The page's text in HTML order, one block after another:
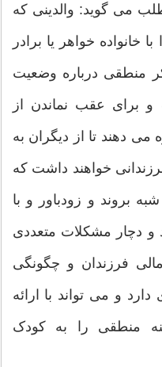
می گوید: والدینی که
خانواده خواهر یا برادر
منطقی درباره وضعیت
برای عقب نماندن از
می دهند تا از دیگران به
خواهند داشت که
بروند و زودباور و با
و دچار مشکلات متعددی
فرزندان و چگونگی
و می تواند با ارائه
منطقی را به کودک